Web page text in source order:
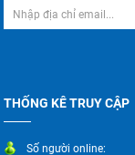
THỐNG KÊ TRUY CẬP
Số người online: